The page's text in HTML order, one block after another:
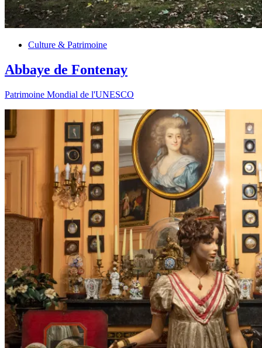
Culture & Patrimoine
Abbaye de Fontenay
Patrimoine Mondial de l'UNESCO